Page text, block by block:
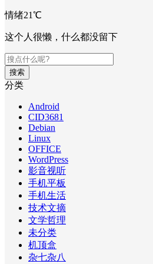
情绪21℃
这个人很懒，什么都没留下
搜索
分类
Android
CID3681
Debian
Linux
OFFICE
WordPress
影音视听
手机平板
手机生活
技术文摘
文学哲理
未分类
机顶盒
杂七杂八